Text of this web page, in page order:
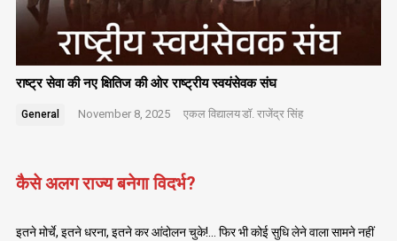
राष्ट्र सेवा की नए क्षितिज की ओर राष्ट्रीय स्वयंसेवक संघ
General November 8, 2025 एकल विद्यालयडॉ. राजेंद्र सिंह
कैसे अलग राज्य बनेगा विदर्भ?
इतने मोर्चे, इतने धरना, इतने कर आंदोलन चुके!… फिर भी कोई सुधि लेने वाला सामने नहीं